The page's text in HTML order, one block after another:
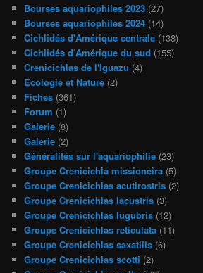
Bourses aquariophiles 2023 (27)
Bourses aquariophiles 2024 (14)
Cichlidés d'Amérique centrale (138)
Cichlidés d’Amérique du sud (155)
Crenicichlas de l'Iguazu (4)
Ecologie et Nature (2)
Fiches (361)
Forum (1)
Galerie (8)
Galerie (2)
Généralités sur l'aquariophilie (23)
Groupe Crenicichla missioneira (5)
Groupe Crenicichlas acutirostris (2)
Groupe Crenicichlas lacustris (3)
Groupe Crenicichlas lugubris (12)
Groupe Crenicichlas reticulata (11)
Groupe Crenicichlas saxatilis (6)
Groupe Crenicichlas scotti (2)